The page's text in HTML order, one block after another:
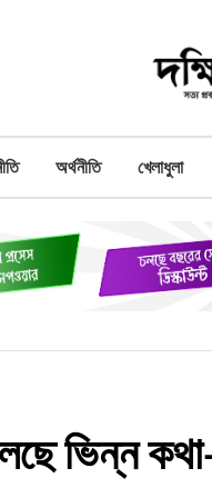
অর্থনীতি খেলাধুলা
ভিন্ন